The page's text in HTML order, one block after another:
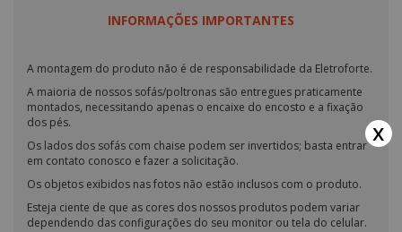
INFORMAÇÕES IMPORTANTES
A montagem do produto não é de responsabilidade da Eletroforte.
A maioria de nossos sofás/poltronas são entregues praticamente
montados, necessitando apenas o encaixe do encosto e a fixação
dos pés.
Os lados dos sofás com chaise podem ser invertidos; basta entrar
em contato conosco e fazer a solicitação.
Os objetos exibidos nas fotos não estão inclusos com o produto.
Esteja ciente de que as cores dos nossos produtos podem variar
dependendo das configurações do seu monitor ou tela do celular.
x